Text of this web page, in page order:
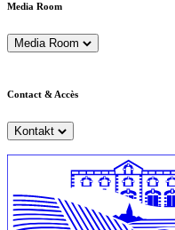
Media Room
Media Room
Contact & Accès
Kontakt